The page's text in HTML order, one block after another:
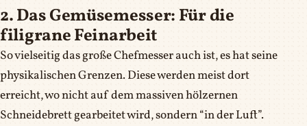
2. Das Gemüsemesser: Für die
filigrane Feinarbeit
So vielseitig das große Chefmesser auch ist, es hat seine
physikalischen Grenzen. Diese werden meist dort
erreicht, wo nicht auf dem massiven hölzernen
Schneidebrett gearbeitet wird, sondern “in der Luft”.